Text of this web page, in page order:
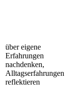
über eigene
Erfahrungen
nachdenken,
Alltagserfahrungen
reflektieren